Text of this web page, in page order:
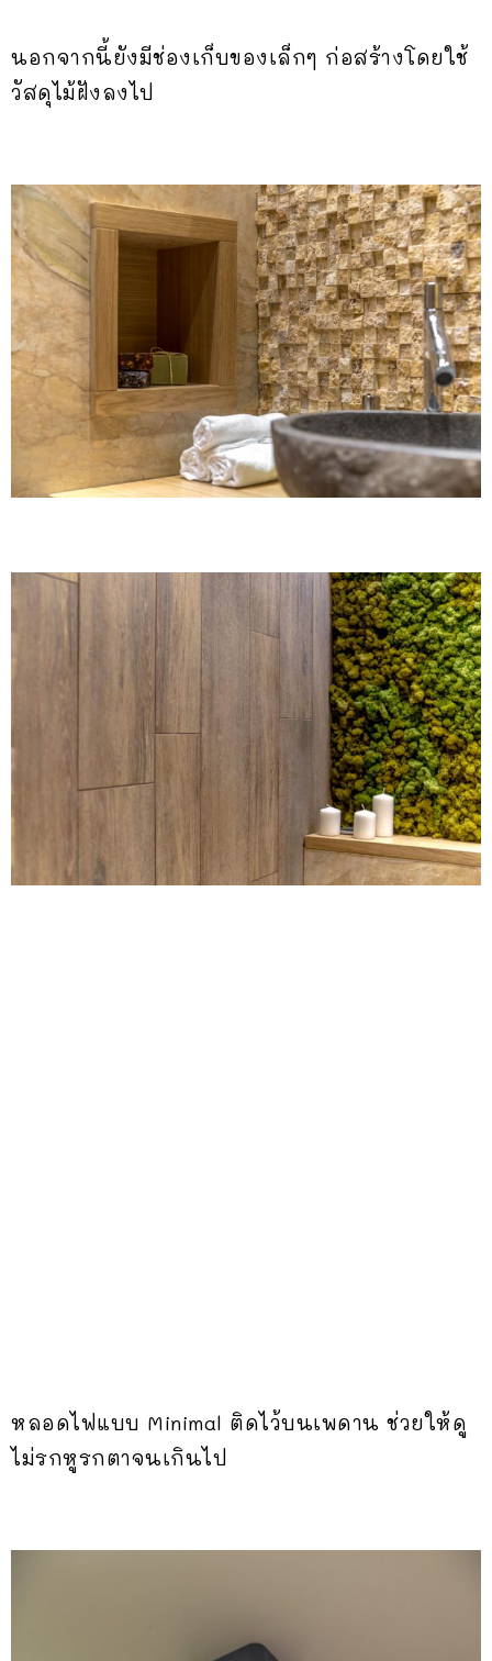
นอกจากนี้ยังมีช่องเก็บของเล็กๆ ก่อสร้างโดยใช้
วัสดุไม้ฝังลงไป
หลอดไฟแบบ Minimal ติดไว้บนเพดาน ช่วยให้ดู
ไม่รกหูรกตาจนเกินไป